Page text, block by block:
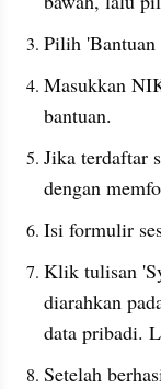
Pilih 'Bantuan
Masukkan
bantuan.
Jika terdaftar
dengan
Isi formulir
Klik tulisan
diarahkan
Setelah